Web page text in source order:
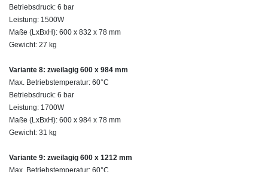
Betriebsdruck: 6 bar
Leistung: 1500W
Maße (LxBxH): 600 x 832 x 78 mm
Gewicht: 27 kg
Variante 8: zweilagig 600 x 984 mm
Max. Betriebstemperatur: 60°C
Betriebsdruck: 6 bar
Leistung: 1700W
Maße (LxBxH): 600 x 984 x 78 mm
Gewicht: 31 kg
Variante 9: zweilagig 600 x 1212 mm